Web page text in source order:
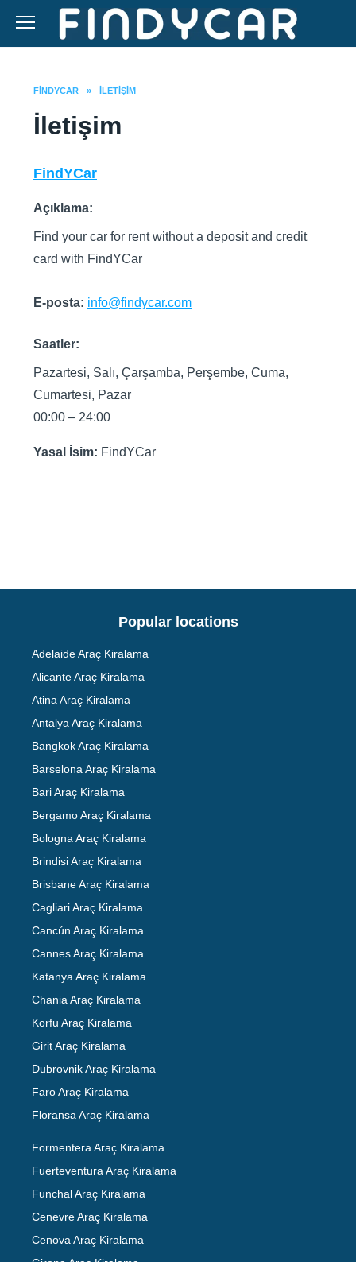
content
FINDYCAR » İLETIŞIM
İletişim
FindYCar
Açıklama:
Find your car for rent without a deposit and credit
card with FindYCar
E-posta: info@findycar.com
Saatler:
Pazartesi, Salı, Çarşamba, Perşembe, Cuma,
Cumartesi, Pazar
00:00 – 24:00
Yasal İsim: FindYCar
Popular locations
Adelaide Araç Kiralama
Alicante Araç Kiralama
Atina Araç Kiralama
Antalya Araç Kiralama
Bangkok Araç Kiralama
Barselona Araç Kiralama
Bari Araç Kiralama
Bergamo Araç Kiralama
Bologna Araç Kiralama
Brindisi Araç Kiralama
Brisbane Araç Kiralama
Cagliari Araç Kiralama
Cancún Araç Kiralama
Cannes Araç Kiralama
Katanya Araç Kiralama
Chania Araç Kiralama
Korfu Araç Kiralama
Girit Araç Kiralama
Dubrovnik Araç Kiralama
Faro Araç Kiralama
Floransa Araç Kiralama
Formentera Araç Kiralama
Fuerteventura Araç Kiralama
Funchal Araç Kiralama
Cenevre Araç Kiralama
Cenova Araç Kiralama